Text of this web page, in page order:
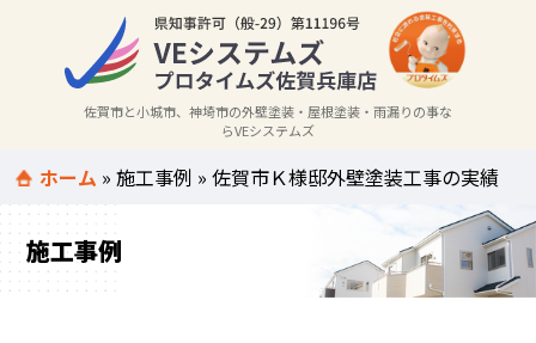
佐賀市と小城市、神埼市の外壁塗装・屋根塗装・雨漏りの事な
らVEシステムズ
ホーム »施工事例 »佐賀市Ｋ様邸外壁塗装工事の実績
施工事例